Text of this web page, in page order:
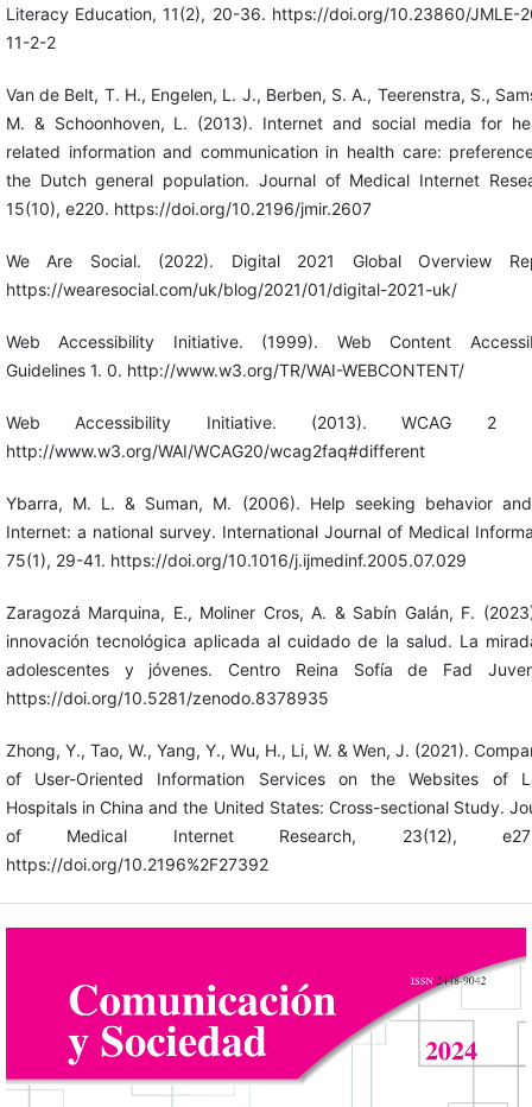
Literacy Education, 11(2), 20-36. https://doi.org/10.23860/JMLE-
11-2-2
Van de Belt, T. H., Engelen, L. J., Berben, S. A., Teerenstra, S.,
M. & Schoonhoven, L. (2013). Internet and social media for
related information and communication in health care:
the Dutch general population. Journal of Medical Internet
15(10), e220. https://doi.org/10.2196/jmir.2607
We Are Social. (2022). Digital 2021 Global Overview
https://wearesocial.com/uk/blog/2021/01/digital-2021-uk/
Web Accessibility Initiative. (1999). Web Content
Guidelines 1. 0. http://www.w3.org/TR/WAI-WEBCONTENT/
Web Accessibility Initiative. (2013). WCAG 2
http://www.w3.org/WAI/WCAG20/wcag2faq#different
Ybarra, M. L. & Suman, M. (2006). Help seeking behavior
Internet: a national survey. International Journal of Medical
75(1), 29-41. https://doi.org/10.1016/j.ijmedinf.2005.07.029
Zaragozá Marquina, E., Moliner Cros, A. & Sabín Galán, F.
innovación tecnológica aplicada al cuidado de la salud. La
adolescentes y jóvenes. Centro Reina Sofía de Fad
https://doi.org/10.5281/zenodo.8378935
Zhong, Y., Tao, W., Yang, Y., Wu, H., Li, W. & Wen, J. (2021).
of User-Oriented Information Services on the Websites of
Hospitals in China and the United States: Cross-sectional Study.
of Medical Internet Research, 23(12),
https://doi.org/10.2196%2F27392